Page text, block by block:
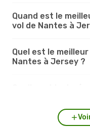
Quand est le
vol de Nantes à
Quel est le
Nantes à Jersey ?